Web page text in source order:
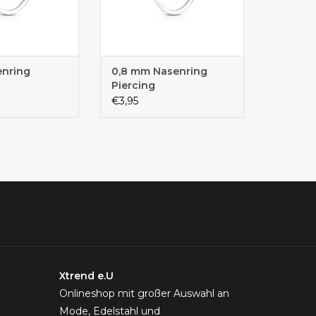
0,8 mm Nasenring
Piercing
€3,95
Xtrend e.U
Onlineshop mit großer Auswahl an
Mode, Edelstahl und